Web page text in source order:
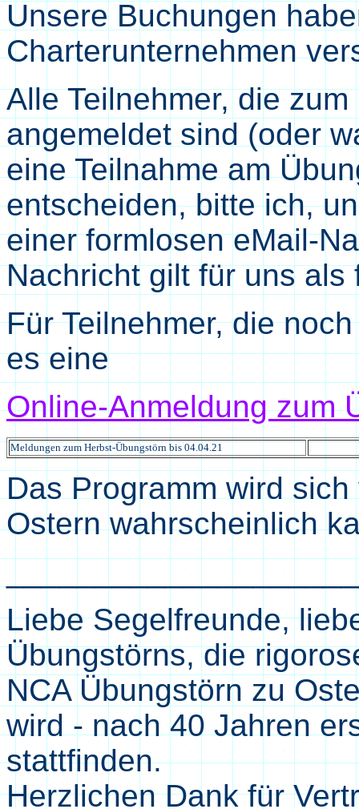
Unsere Buchungen
Charterunternehmen
Alle Teilnehmer, die
angemeldet sind (oder
eine Teilnahme am
entscheiden, bitte ich,
einer formlosen eMail-
Nachricht gilt für uns als
Für Teilnehmer, die
es eine
Online-Anmeldung zum
Meldungen zum Herbst-Übungstörn bis 04.04.21
Das Programm wird
Ostern wahrscheinlich
Liebe Segelfreunde,
Übungstörns, die
NCA Übungstörn zu
wird - nach 40 Jahren
stattfinden.
Herzlichen Dankfür